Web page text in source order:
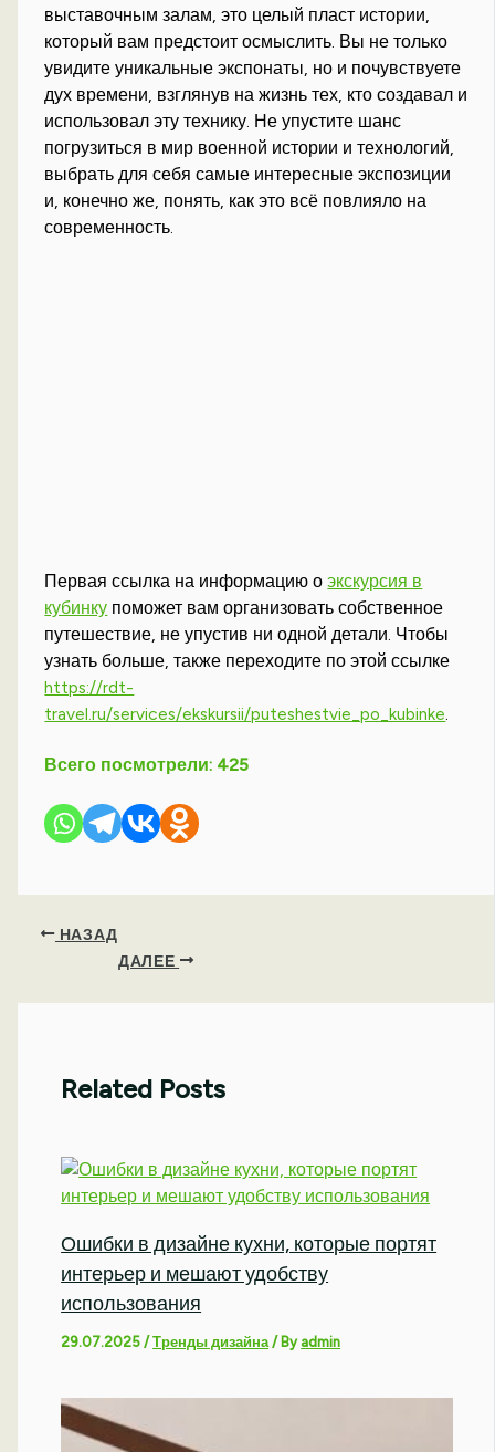
выставочным залам, это целый пласт истории,
который вам предстоит осмыслить. Вы не только
увидите уникальные экспонаты, но и почувствуете
дух времени, взглянув на жизнь тех, кто создавал и
использовал эту технику. Не упустите шанс
погрузиться в мир военной истории и технологий,
выбрать для себя самые интересные экспозиции
и, конечно же, понять, как это всё повлияло на
современность.
Первая ссылка на информацию оэкскурсия в
кубинку поможет вам организовать собственное
путешествие, не упустив ни одной детали. Чтобы
узнать больше, также переходите по этой ссылке
https://rdt-
travel.ru/services/ekskursii/puteshestvie_po_kubinke.
Всего посмотрели: 425
НАЗАД
ДАЛЕЕ
Related Posts
Ошибки в дизайне кухни, которые портят
интерьер и мешают удобству
использования
29.07.2025/Тренды дизайна / Byadmin